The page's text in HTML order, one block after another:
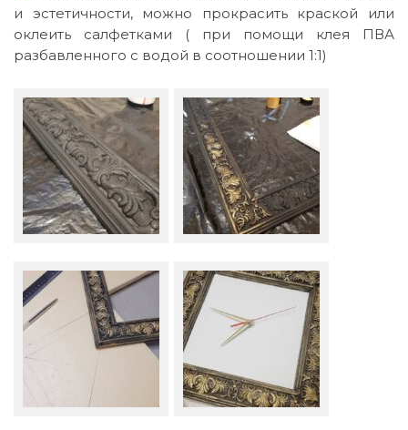
и эстетичности, можно прокрасить краской или
оклеить салфетками ( при помощи клея ПВА
разбавленного с водой в соотношении 1:1)